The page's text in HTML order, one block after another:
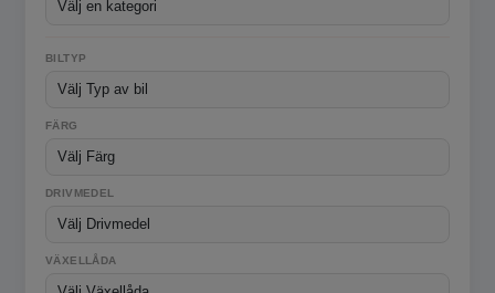
BILTYP
FÄRG
DRIVMEDEL
VÄXELLÅDA